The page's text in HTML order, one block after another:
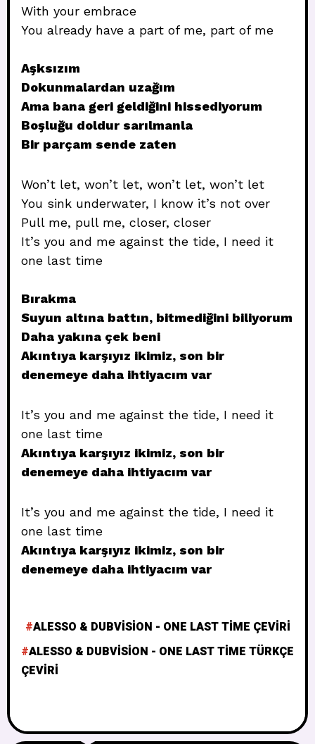
With your embrace
You already have a part of me, part of me
Aşksızım
Dokunmalardan uzağım
Ama bana geri geldiğini hissediyorum
Boşluğu doldur sarılmanla
Bir parçam sende zaten
Won’t let, won’t let, won’t let, won’t let
You sink underwater, I know it’s not over
Pull me, pull me, closer, closer
It’s you and me against the tide, I need it
one last time
Bırakma
Suyun altına battın, bitmediğini biliyorum
Daha yakına çek beni
Akıntıya karşıyız ikimiz, son bir
denemeye daha ihtiyacım var
It’s you and me against the tide, I need it
one last time
Akıntıya karşıyız ikimiz, son bir
denemeye daha ihtiyacım var
It’s you and me against the tide, I need it
one last time
Akıntıya karşıyız ikimiz, son bir
denemeye daha ihtiyacım var
ALESSO & DUBVISION - ONE LAST TIME ÇEVIRI
ALESSO & DUBVISION - ONE LAST TIME TÜRKÇE
ÇEVIRI